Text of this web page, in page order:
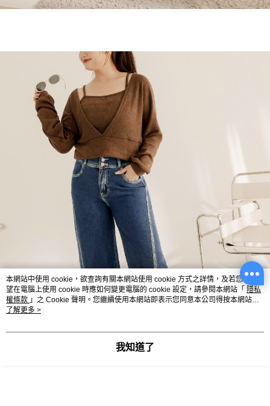
本網站中使用 cookie，欲查詢有關本網站使用 cookie 方式之詳情，及若您不希
望在電腦上使用 cookie 時應如何變更電腦的 cookie 設定，請參閱本網站「 隱私
權條款 」之 Cookie 聲明。您繼續使用本網站即表示您同意本公司得按本網站使
用條款之 Cookie 聲明使用 cookie。
了解更多 >
我知道了